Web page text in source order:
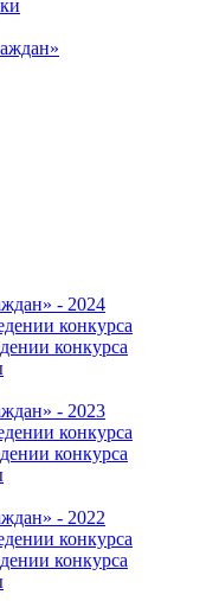
- 2024
конкурса
конкурса
- 2023
конкурса
конкурса
- 2022
конкурса
конкурса